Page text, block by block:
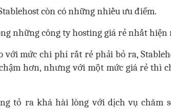
còn có những nhiều ưu điểm.
những công ty hosting giá rẻ nhất hiện
với mức chi phí rất rẻ phải bỏ ra,
hơn, nhưng với một mức giá rẻ thì
tỏ ra khá hài lòng với dịch vụ chăm